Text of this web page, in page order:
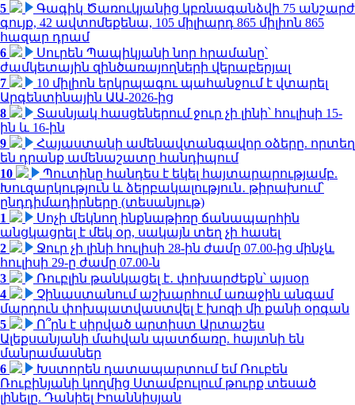
5
Գագիկ Ծառուկյանից կբռնագանձվի 75 անշարժ
գույք, 42 ավտոմեքենա, 105 միլիարդ 865 միլիոն 865
հազար դրամ
6
Սուրեն Պապիկյանի նոր հրամանը՝
ժամկետային զինծառայողների վերաբերյալ
7
10 միլիոն երկրպագու պահանջում է վտարել
Արգենտինային ԱԱ-2026-ից
8
Տասնյակ հասցեներում ջուր չի լինի՝ հուլիսի 15-
ին և 16-ին
9
Հայաստանի ամենավտանգավոր օձերը. որտեղ
են դրանք ամենաշատը հանդիպում
10
Պուտինը հանդես է եկել հայտարարությամբ.
Խուզարկություն և ձերբակալություն․ թիրախում՝
ընդդիմադիրները (տեսանյութ)
1
Սոչի մեկնող ինքնաթիռը ճանապարհին
անցկացրել է մեկ օր, սակայն տեղ չի հասել
2
Ջուր չի լինի հուլիսի 28-ին ժամը 07.00-ից մինչև
հուլիսի 29-ը ժամը 07.00-ն
3
Ռուբլին թանկացել է․ փոխարժեքն՝ այսօր
4
Չինաստանում աշխարհում առաջին անգամ
մարդուն փոխպատվաստվել է խոզի մի քանի օրգան
5
Ո՞րն է սիրված արտիստ Արտաշես
Ալեքսանյանի մահվան պատճառը. հայտնի են
մանրամասներ
6
Խստորեն դատապարտում եմ Ռուբեն
Ռուբինյանի կողմից Ստամբուլում թուրք տեսած
լինելը. Դանիել Իոաննիսյան